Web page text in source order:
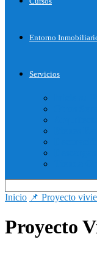
Entorno
Servicios
Inicio 📌 Proyecto
Proyecto